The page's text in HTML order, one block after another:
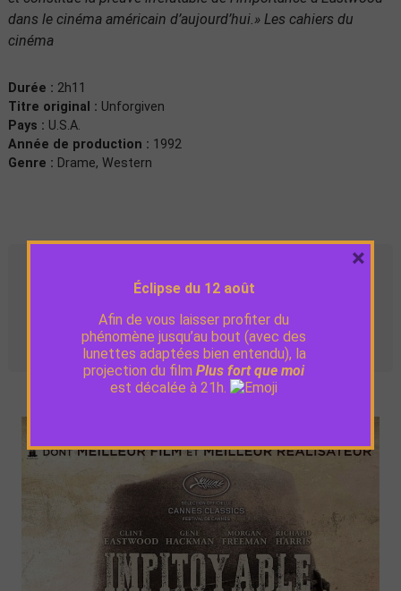
dans le cinéma américain d’aujourd’hui.» Les cahiers du
cinéma
Durée : 2h11
Titre original : Unforgiven
Pays : U.S.A.
Année de production : 1992
Genre : Drame, Western
14:00 VO
Éclipse du 12 août
Afin de vous laisser profiter du
phénomène jusqu’au bout (avec des
lunettes adaptées bien entendu), la
projection du film Plus fort que moi
est décalée à 21h.
×